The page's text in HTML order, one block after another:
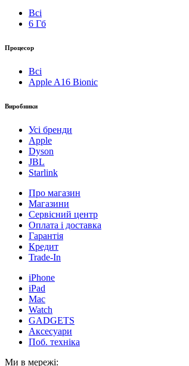
Всі
6 Гб
Процесор
Всі
Apple A16 Bionic
Виробники
Усі бренди
Apple
Dyson
JBL
Starlink
Про магазин
Магазини
Сервісний центр
Оплата і доставка
Гарантія
Кредит
Trade-In
iPhone
iPad
Mac
Watch
GADGETS
Аксесуари
Поб. техніка
Ми в мережі: